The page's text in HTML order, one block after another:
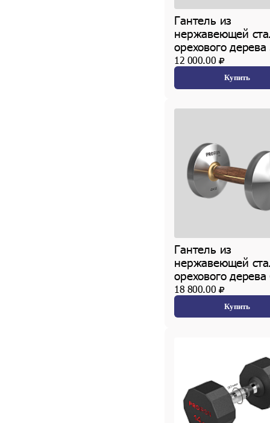
Гантель из
нержавеющей
орехового дерева
12 000.00
Купить
Гантель из
нержавеющей
орехового дерева
18 800.00
Купить